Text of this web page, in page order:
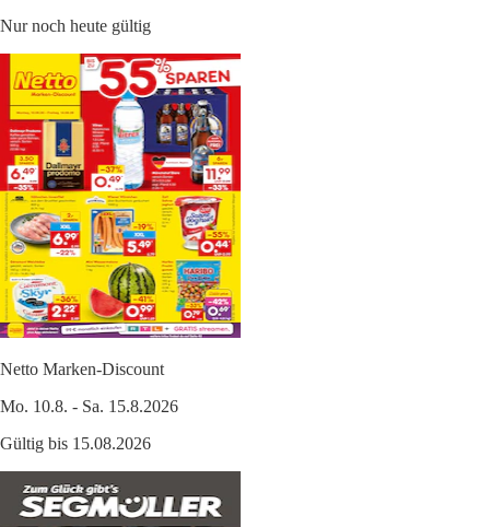
Nur noch heute gültig
Netto Marken-Discount
Mo. 10.8. - Sa. 15.8.2026
Gültig bis 15.08.2026